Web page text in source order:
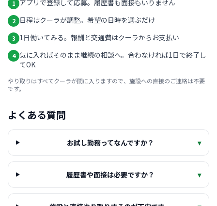
1 アプリで登録して応募。履歴書も面接もいりません
2 日程はクーラが調整。希望の日時を選ぶだけ
3 1日働いてみる。報酬と交通費はクーラからお支払い
4 気に入ればそのまま継続の相談へ。合わなければ1日で終了し
てOK
やり取りはすべてクーラが間に入りますので、施設への直接のご連絡は不要
です。
よくある質問
お試し勤務ってなんですか？ ▾
履歴書や面接は必要ですか？ ▾